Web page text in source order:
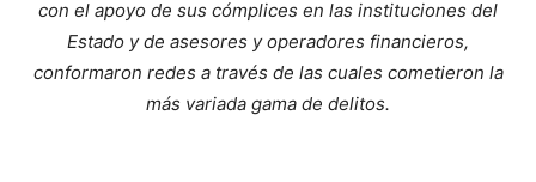
con el apoyo de sus cómplices en las instituciones del
Estado y de asesores y operadores financieros,
conformaron redes a través de las cuales cometieron la
más variada gama de delitos.